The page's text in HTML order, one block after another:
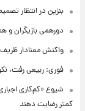
بنزین در انتظار
دورهمی بازیگران و
واکنش معنادار
فوری: ربیعی رفت،
شیوع «کم‌کاری
کمتر رضایت دهند